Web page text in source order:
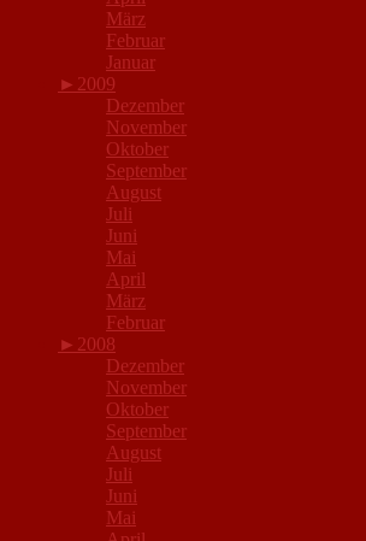
März
Februar
Januar
► 2009
Dezember
November
Oktober
September
August
Juli
Juni
Mai
April
März
Februar
► 2008
Dezember
November
Oktober
September
August
Juli
Juni
Mai